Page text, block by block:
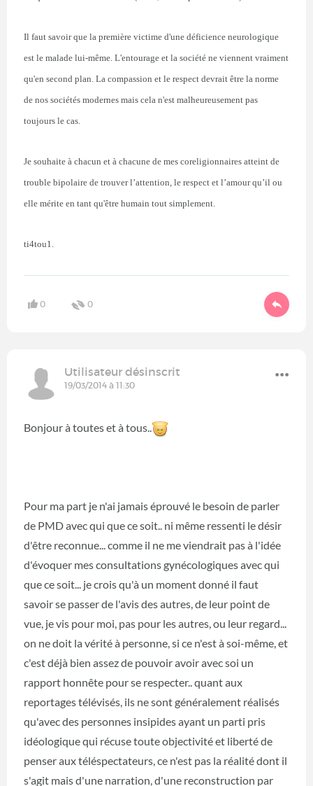
Il faut savoir que la première victime d'une déficience neurologique
est le malade lui-même. L'entourage et la société ne viennent vraiment
qu'en second plan. La compassion et le respect devrait être la norme
de nos sociétés modernes mais cela n'est malheureusement pas
toujours le cas.
Je souhaite à chacun et à chacune de mes coreligionnaires atteint de
trouble bipolaire de trouver l’attention, le respect et l’amour qu’il ou
elle mérite en tant qu'être humain tout simplement.
ti4tou1.
0 0
Utilisateur désinscrit
19/03/2014 à 11:30
Bonjour à toutes et à tous..
Pour ma part je n'ai jamais éprouvé le besoin de parler
de PMD avec qui que ce soit.. ni même ressenti le désir
d'être reconnue... comme il ne me viendrait pas à l'idée
d'évoquer mes consultations gynécologiques avec qui
que ce soit... je crois qu'à un moment donné il faut
savoir se passer de l'avis des autres, de leur point de
vue, je vis pour moi, pas pour les autres, ou leur regard...
on ne doit la vérité à personne, si ce n'est à soi-même, et
c'est déjà bien assez de pouvoir avoir avec soi un
rapport honnête pour se respecter.. quant aux
reportages télévisés, ils ne sont généralement réalisés
qu'avec des personnes insipides ayant un parti pris
idéologique qui récuse toute objectivité et liberté de
penser aux téléspectateurs, ce n'est pas la réalité dont il
s'agit mais d'une narration, d'une reconstruction par